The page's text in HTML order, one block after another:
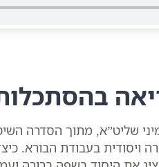
שליט”א, מתוך הסדרה
בעבודת הבורא.